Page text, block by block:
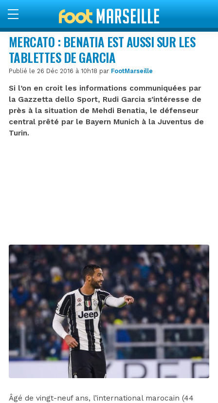
MERCATO : BENATIA EST AUSSI SUR LES
TABLETTES DE GARCIA
Publié le 26 Déc 2016 à 10h18 par FootMarseille
Si l’on en croit les informations communiquées par
la Gazzetta dello Sport, Rudi Garcia s’intéresse de
près à la situation de Mehdi Benatia, le défenseur
central prêté par le Bayern Munich à la Juventus de
Turin.
Âgé de vingt-neuf ans, l’international marocain (44